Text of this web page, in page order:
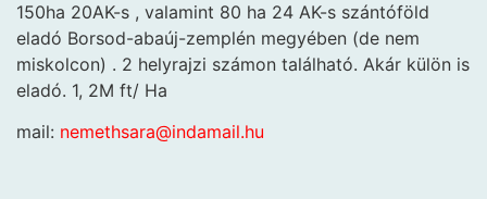
150ha 20AK-s , valamint 80 ha 24 AK-s szántóföld
eladó Borsod-abaúj-zemplén megyében (de nem
miskolcon) . 2 helyrajzi számon található. Akár külön is
eladó. 1, 2M ft/ Ha
mail: nemethsara@indamail.hu